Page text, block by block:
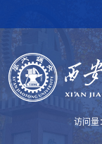
访问量